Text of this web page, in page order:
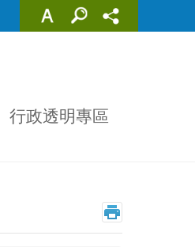
行政透明專區